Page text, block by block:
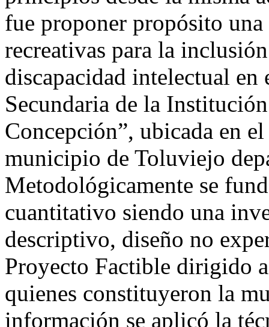
fue proponer propósito una
recreativas para la
discapacidad intelectual
Secundaria de la
Concepción”, ubicada en
municipio de Toluviejo
Metodológicamente se
cuantitativo siendo una
descriptivo, diseño no
Proyecto Factible dirigido
quienes constituyeron la
información se aplicó la